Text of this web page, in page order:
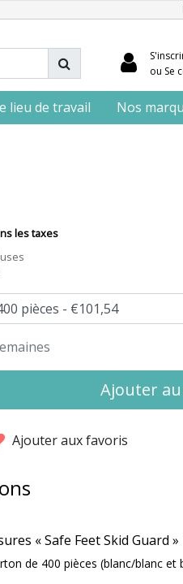
ou Se
lieu de travail Nos
les taxes
Ajouter
Ajouter aux favoris
« Safe Feet Skid Guard »
de 400 pièces (blanc/blanc et